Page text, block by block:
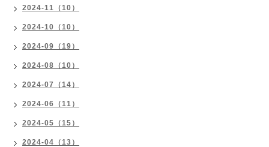
2024-11（10）
2024-10（10）
2024-09（19）
2024-08（10）
2024-07（14）
2024-06（11）
2024-05（15）
2024-04（13）